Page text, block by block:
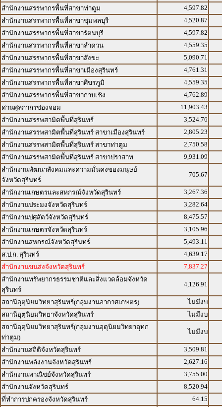
สำนักงานสรรพากรพื้นที่สาขาท่าตูม
4,597.82
สำนักงานสรรพากรพื้นที่สาขาชุมพลบุรี
4,520.87
สำนักงานสรรพากรพื้นที่สาขารัตนบุรี
4,597.82
สำนักงานสรรพากรพื้นที่สาขาลำดวน
4,559.35
สำนักงานสรรพากรพื้นที่สาขาสังขะ
5,090.71
สำนักงานสรรพากรพื้นที่สาขาเมืองสุรินทร์
4,761.31
สำนักงานสรรพากรพื้นที่สาขาศีขรภูมิ
4,559.35
สำนักงานสรรพากรพื้นที่สาขากาบเชิง
4,762.89
ด่านศุลกากรช่องจอม
11,903.43
สำนักงานสรรพสามิตพื้นที่สุรินทร์
3,524.76
สำนักงานสรรพสามิตพื้นที่สุรินทร์ สาขาเมืองสุรินทร์
2,805.23
สำนักงานสรรพสามิตพื้นที่สุรินทร์ สาขาท่าตูม
2,750.58
สำนักงานสรรพสามิตพื้นที่สุรินทร์ สาขาปราสาท
9,931.09
สำนักงานพัฒนาสังคมและความมั่นคงของมนุษย์
จังหวัดสุรินทร์
705.67
สำนักงานเกษตรและสหกรณ์จังหวัดสุรินทร์
3,267.36
สำนักงานประมงจังหวัดสุรินทร์
3,282.64
สำนักงานปศุสัตว์จังหวัดสุรินทร์
8,475.57
สำนักงานเกษตรจังหวัดสุรินทร์
3,105.96
สำนักงานสหกรณ์จังหวัดสุรินทร์
5,493.11
ส.ป.ก. สุรินทร์
4,639.17
สำนักงานขนส่งจังหวัดสุรินทร์
7,837.27
สำนักงานทรัพยากรธรรมชาติและสิ่งแวดล้อมจังหวัด
สุรินทร์
4,126.91
สถานีอุตุนิยมวิทยาสุรินทร์(กลุ่มงานอากาศเกษตร)
ไม่มีงบ
สถานีอุตุนิยมวิทยาจังหวัดสุรินทร์
ไม่มีงบ
สถานีอุตุนิยมวิทยาสุรินทร์(กลุ่มงานอุตุนิยมวิทยาอุทก
ท่าตูม)
ไม่มีงบ
สำนักงานสถิติจังหวัดสุรินทร์
3,509.81
สำนักงานพลังงานจังหวัดสุรินทร์
2,627.16
สำนักงานพาณิชย์จังหวัดสุรินทร์
3,755.00
สำนักงานจังหวัดสุรินทร์
8,520.94
ที่ทำการปกครองจังหวัดสุรินทร์
64.15